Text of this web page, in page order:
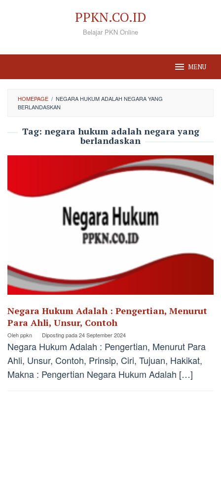
PPKN.CO.ID
Belajar PKN Online
MENU
HOMEPAGE / NEGARA HUKUM ADALAH NEGARA YANG
BERLANDASKAN
Tag: negara hukum adalah negara yang
berlandaskan
Negara Hukum Adalah : Pengertian, Menurut
Para Ahli, Unsur, Contoh
Olehppkn Diposting pada24 September 2024
Negara Hukum Adalah : Pengertian, Menurut Para
Ahli, Unsur, Contoh, Prinsip, Ciri, Tujuan, Hakikat,
Makna : Pengertian Negara Hukum Adalah […]